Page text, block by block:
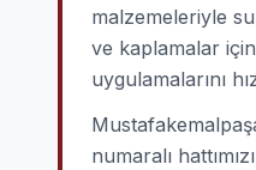
malzemeleriyle
ve kaplamalar
uygulamalarını
numaralı